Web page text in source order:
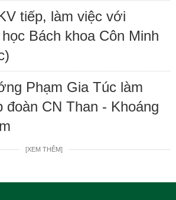
tiếp, làm việc với
Bách khoa Côn Minh
Phạm Gia Túc làm
đoàn CN Than - Khoáng
[XEM THÊM]